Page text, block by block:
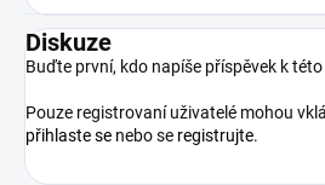
Diskuze
Buďte první, kdo napíše příspěvek k
Pouze registrovaní uživatelé mohou
přihlaste se nebo se registrujte.